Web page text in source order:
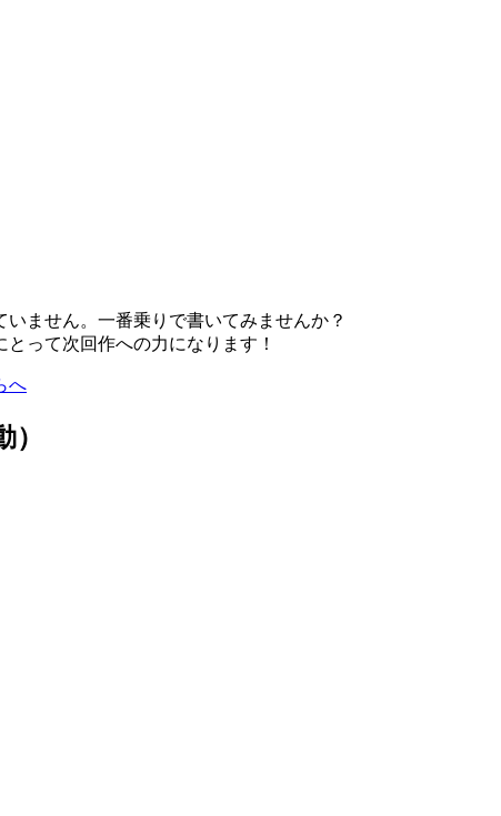
ません。一番乗りで書いてみませんか？
って次回作への力になります！
へ